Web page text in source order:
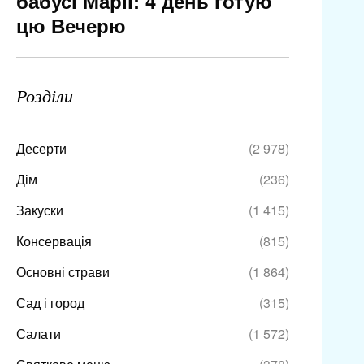
цю Вечерю
Розділи
Десерти
(2 978)
Дім
(236)
Закуски
(1 415)
Консервація
(815)
Основні страви
(1 864)
Сад і город
(315)
Салати
(1 572)